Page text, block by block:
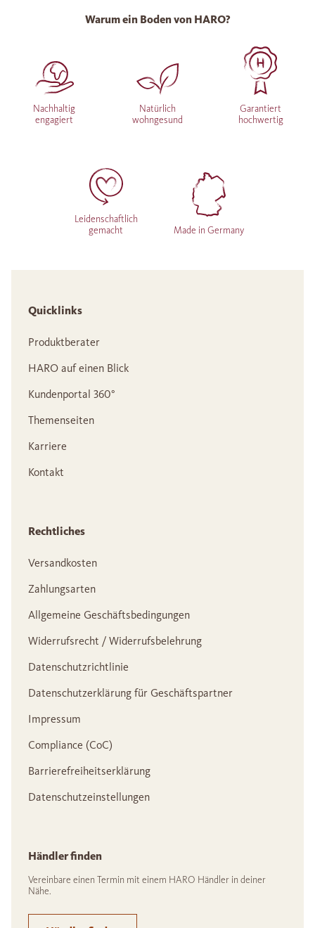
Warum ein Boden von HARO?
Nachhaltig
engagiert
Natürlich
wohngesund
Garantiert
hochwertig
Leidenschaftlich
gemacht
Made in Germany
Quicklinks
Produktberater
HARO auf einen Blick
Kundenportal 360°
Themenseiten
Karriere
Kontakt
Rechtliches
Versandkosten
Zahlungsarten
Allgemeine Geschäftsbedingungen
Widerrufsrecht / Widerrufsbelehrung
Datenschutzrichtlinie
Datenschutzerklärung für Geschäftspartner
Impressum
Compliance (CoC)
Barrierefreiheitserklärung
Datenschutzeinstellungen
Händler finden
Vereinbare einen Termin mit einem HARO Händler in deiner
Nähe.